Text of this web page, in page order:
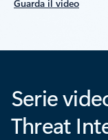
Guarda il video
Serie
Threat